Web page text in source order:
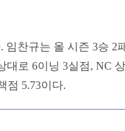
찬규는 올 시즌 3승 2
로 6이닝 3실점, NC
점 5.73이다.